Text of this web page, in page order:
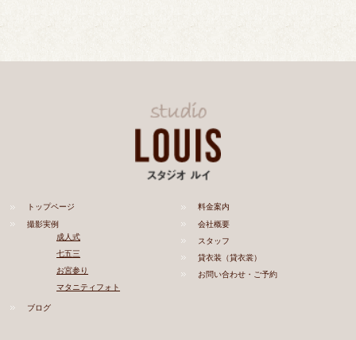
トップページ
撮影実例
成人式
七五三
お宮参り
マタニティフォト
ブログ
料金案内
会社概要
スタッフ
貸衣装（貸衣裳）
お問い合わせ・ご予約